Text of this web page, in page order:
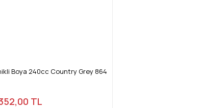
Boya 240cc Country Grey 864
TL